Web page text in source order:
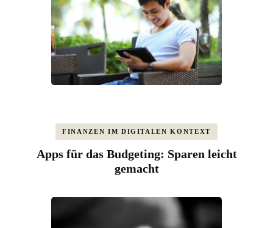
FINANZEN IM DIGITALEN KONTEXT
Apps für das Budgeting: Sparen leicht
gemacht